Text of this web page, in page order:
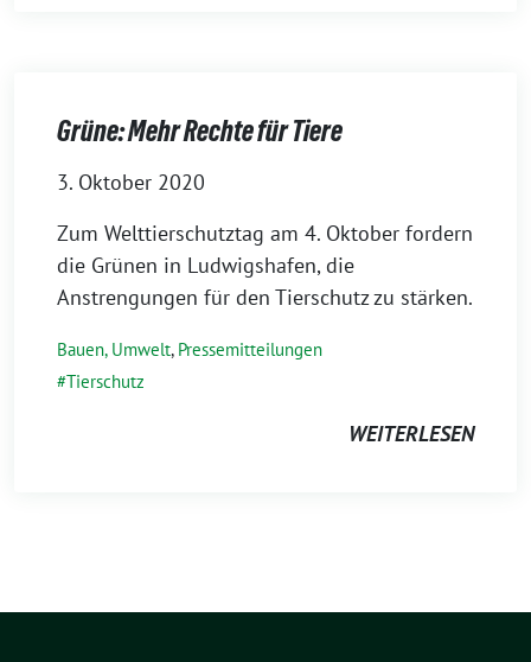
Grüne: Mehr Rechte für Tiere
3. Oktober 2020
Zum Welttierschutztag am 4. Oktober fordern
die Grünen in Ludwigshafen, die
Anstrengungen für den Tierschutz zu stärken.
Bauen, Umwelt, Pressemitteilungen
Tierschutz
WEITERLESEN